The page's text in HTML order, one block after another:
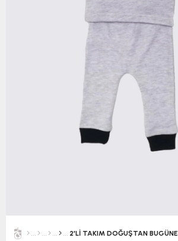
2'Lİ TAKIM DOĞUŞTAN BUGÜNE